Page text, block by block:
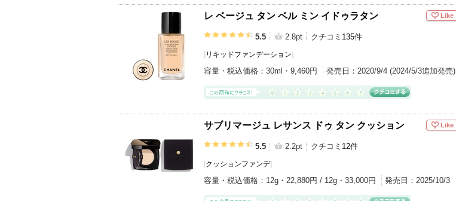
レ ベージュ タン ベル ミン イドゥラタン
5.5 2.8pt クチコミ 135件
[リキッドファンデーション]
容量・税込価格： 30ml・9,460円 発売日： 2020/9/4 (2024/5/3追加発売)
Like
サブリマージュ レサンス ドゥ タン クッション
5.5 2.2pt クチコミ 12件
[クッションファンデ]
容量・税込価格： 12g・22,880円 / 12g・33,000円 発売日： 2025/10/3
Like